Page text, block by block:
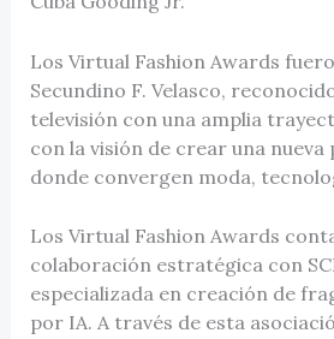
Los Virtual Fashion Awards
Secundino F. Velasco,
televisión con una amplia
con la visión de crear una
donde convergen moda,
Los Virtual Fashion Awards
colaboración estratégica con
especializada en creación de
por IA. A través de esta